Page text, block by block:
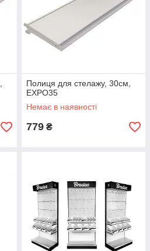
Полиця для стелажу, 30см,
EXPO35
Немає в наявності
779 ₴